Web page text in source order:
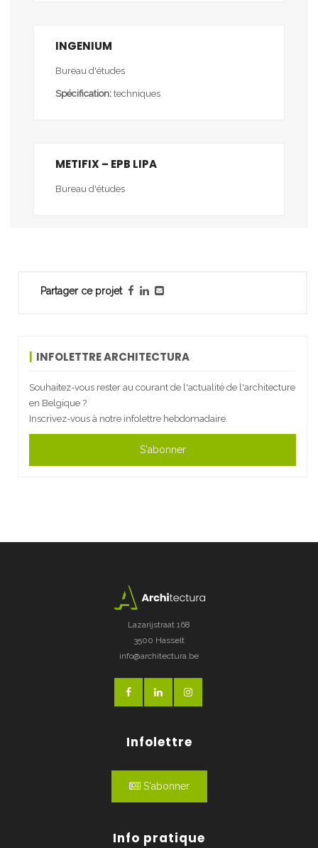
Partager ce projet
INFOLETTRE ARCHITECTURA
Souhaitez-vous rester au courant de l'actualité de l'architecture
en Belgique ?
Inscrivez-vous à notre infolettre hebdomadaire.
S'abonner
INGENIUM
Bureau d'études
Spécification: techniques
METIFIX – EPB LIPA
Bureau d'études
Lazarijstraat 168
3500 Hasselt
info@architectura.be
Infolettre
S'abonner
Info pratique